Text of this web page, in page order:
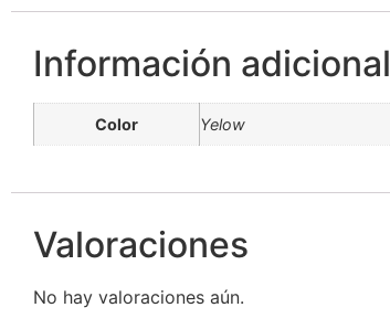
Información adicional
Color Yelow
Valoraciones
No hay valoraciones aún.